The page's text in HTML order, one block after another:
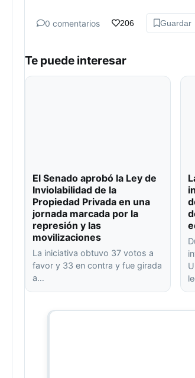
0 comentarios 206 Guardar
Te puede interesar
El Senado aprobó la Ley de
Inviolabilidad de la
Propiedad Privada en una
jornada marcada por la
represión y las
movilizaciones
La iniciativa obtuvo 37 votos a
favor y 33 en contra y fue girada
a…